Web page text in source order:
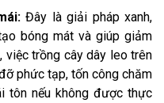
Đây là giải pháp xanh,
bóng mát và giúp giảm
việc trồng cây dây leo trên
phức tạp, tốn công chăm
tôn nếu không được thực